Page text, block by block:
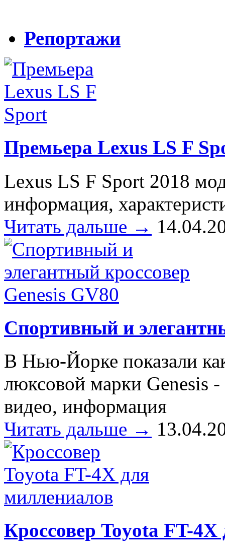
Репортажи
Премьера Lexus LS F
Lexus LS F Sport 2018
информация,
Читать дальше →
Спортивный и
В Нью-Йорке показали
люксовой марки Genesis
видео, информация
Читать дальше →
Кроссовер Toyota FT-